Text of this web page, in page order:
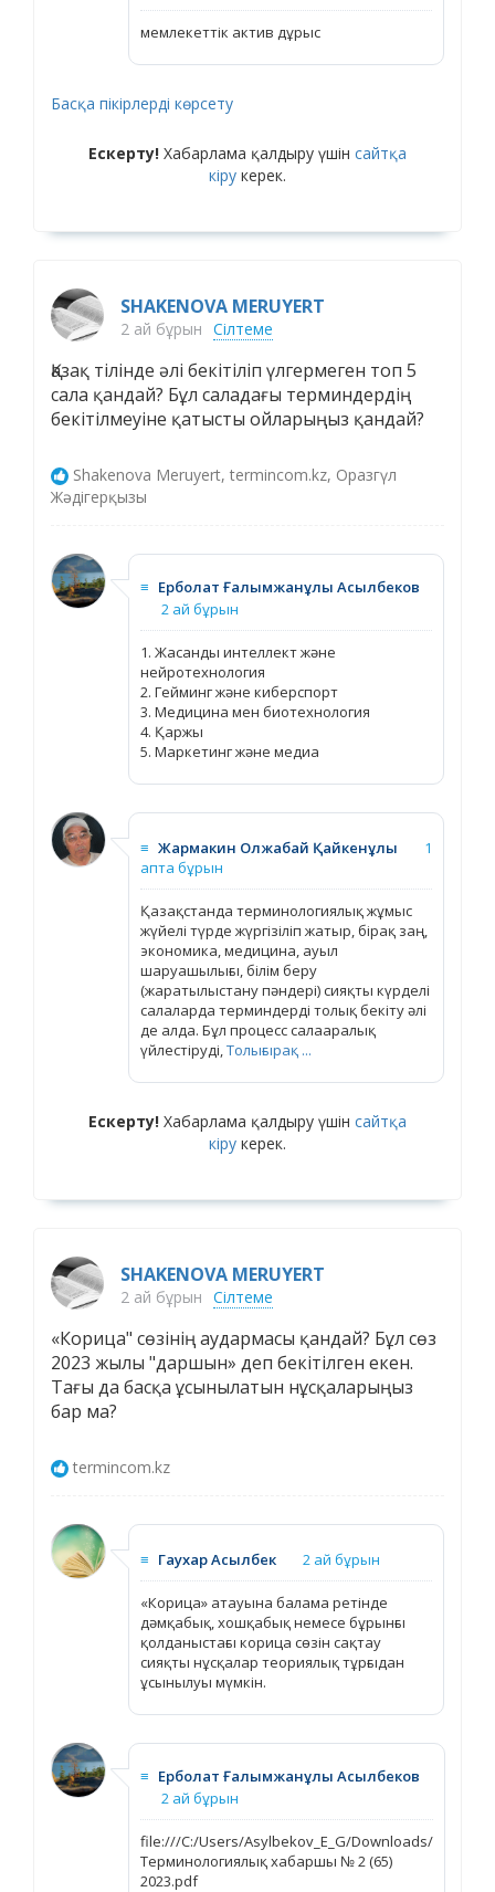
мемлекеттік актив дұрыс
Басқа пікірлерді көрсету
Ескерту! Хабарлама қалдыру үшін сайтқа
кіру керек.
SHAKENOVA MERUYERT
2 ай бұрын Сілтеме
Қазақ тілінде әлі бекітіліп үлгермеген топ 5
сала қандай? Бұл саладағы терминдердің
бекітілмеуіне қатысты ойларыңыз қандай?
Shakenova Meruyert, termincom.kz, Оразгүл
Жәдігерқызы
≡ Ерболат Ғалымжанұлы Асылбеков
2 ай бұрын
1. Жасанды интеллект және
нейротехнология
2. Гейминг және киберспорт
3. Медицина мен биотехнология
4. Қаржы
5. Маркетинг және медиа
≡ Жармакин Олжабай Қайкенұлы
1
апта бұрын
Қазақстанда терминологиялық жұмыс
жүйелі түрде жүргізіліп жатыр, бірақ заң,
экономика, медицина, ауыл
шаруашылығы, білім беру
(жаратылыстану пәндері) сияқты күрделі
салаларда терминдерді толық бекіту әлі
де алда. Бұл процесс салааралық
үйлестіруді,Толығырақ ...
Ескерту! Хабарлама қалдыру үшін сайтқа
кіру керек.
SHAKENOVA MERUYERT
2 ай бұрын Сілтеме
«Корица" сөзінің аудармасы қандай? Бұл сөз
2023 жылы "даршын» деп бекітілген екен.
Тағы да басқа ұсынылатын нұсқаларыңыз
бар ма?
termincom.kz
≡ Гаухар Асылбек 2 ай бұрын
«Корица» атауына балама ретінде
дәмқабық, хошқабық немесе бұрынғы
қолданыстағы корица сөзін сақтау
сияқты нұсқалар теориялық тұрғыдан
ұсынылуы мүмкін.
≡ Ерболат Ғалымжанұлы Асылбеков
2 ай бұрын
file:///C:/Users/Asylbekov_E_G/Downloads/
Терминологиялық хабаршы № 2 (65)
2023.pdf